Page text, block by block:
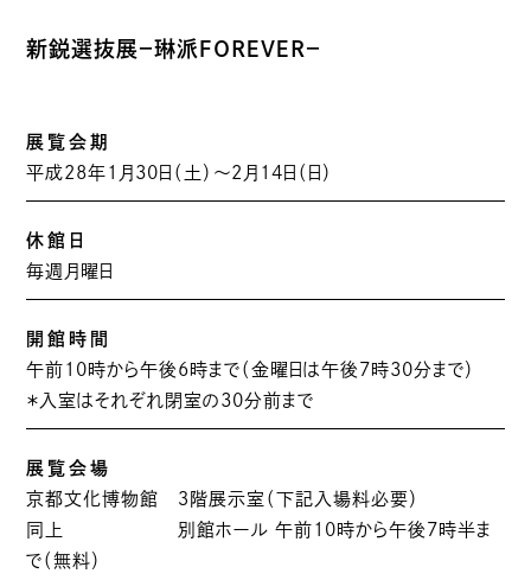
新鋭選抜展－琳派ＦＯＲＥＶＥＲ－
展覧会期
平成28年1月30日（土）～2月14日（日）
休館日
毎週月曜日
開館時間
午前10時から午後6時まで（金曜日は午後7時30分まで）
＊入室はそれぞれ閉室の30分前まで
展覧会場
京都文化博物館 ３階展示室（下記入場料必要）
同上 別館ホール 午前10時から午後7時半ま
で（無料）